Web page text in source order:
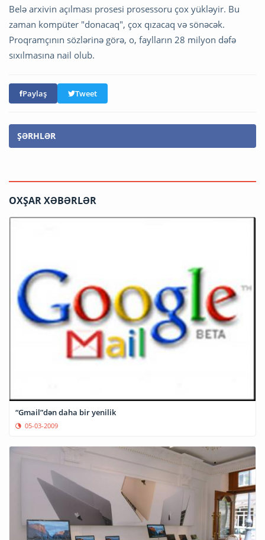
Belə arxivin açılması prosesi prosessoru çox yükləyir. Bu
zaman kompüter "donacaq", çox qızacaq və sönəcək.
Proqramçının sözlərinə görə, o, faylların 28 milyon dəfə
sıxılmasına nail olub.
Paylaş Tweet
ŞƏRHLƏR
OXŞAR XƏBƏRLƏR
“Gmail”dən daha bir yenilik
05-03-2009